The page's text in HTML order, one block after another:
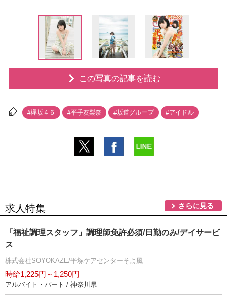
この写真の記事を読む
#欅坂４６ #平手友梨奈 #坂道グループ #アイドル
求人特集 さらに見る
「福祉調理スタッフ」調理師免許必須/日勤のみ/デイサービ
ス
株式会社SOYOKAZE/平塚ケアセンターそよ風
時給1,225円～1,250円
アルバイト・パート / 神奈川県